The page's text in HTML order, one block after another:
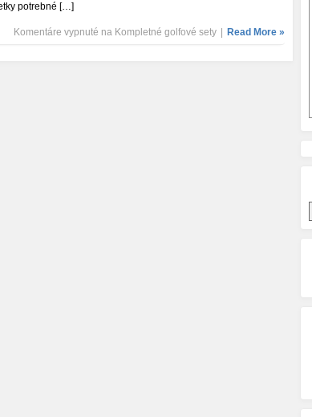
potrebné […]
Komentáre vypnuté na Kompletné golfové sety Read More »